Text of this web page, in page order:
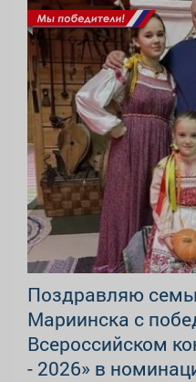
Поздравляю
Мариинска с
Всероссийском
- 2026» в